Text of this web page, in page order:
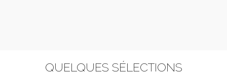
QUELQUES SÉLECTIONS